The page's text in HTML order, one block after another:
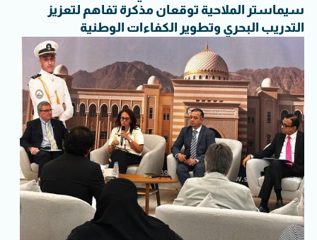
سيماستر الملاحية توقعان مذكرة تفاهم لتعزيز
التدريب البحري وتطوير الكفاءات الوطنية